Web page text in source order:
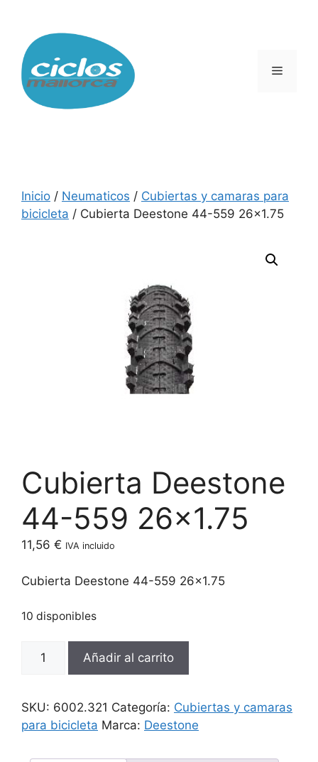
contenido
Menú
Inicio / Neumaticos / Cubiertas y camaras para
bicicleta / Cubierta Deestone 44-559 26×1.75
Cubierta Deestone
44-559 26×1.75
11,56 € IVA incluido
Cubierta Deestone 44-559 26×1.75
10 disponibles
Deestone
559
26x1.75
Añadir al carrito
SKU: 6002.321 Categoría: Cubiertas y camaras
para bicicleta Marca: Deestone